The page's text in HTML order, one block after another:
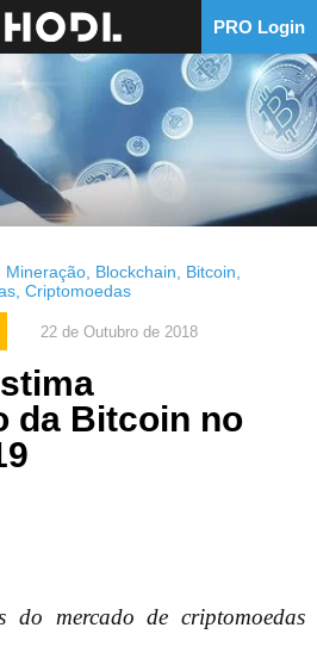
PRO Login
Mineração Blockchain Bitcoin
Criptomoedas
22 de Outubro de 2018
da Bitcoin no
do mercado de criptomoedas